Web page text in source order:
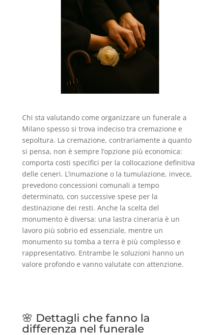
Chi sta valutando come organizzare un funerale a
Milano spesso si trova indeciso tra cremazione e
sepoltura. La cremazione, contrariamente a quanto
si pensa, non è sempre l’opzione più economica:
comporta costi specifici per la collocazione definitiva
delle ceneri. L’inumazione o la tumulazione, invece,
prevedono concessioni comunali a tempo
determinato, con successive spese per la
destinazione dei resti. Anche la scelta del
monumento è diversa: una lastra cineraria è un
lavoro più sobrio ed essenziale, mentre un
monumento su tomba a terra è più complesso e
rappresentativo. Entrambe le soluzioni hanno un
valore profondo e vanno valutate con attenzione.
🌸 Dettagli che fanno la
differenza nel funerale